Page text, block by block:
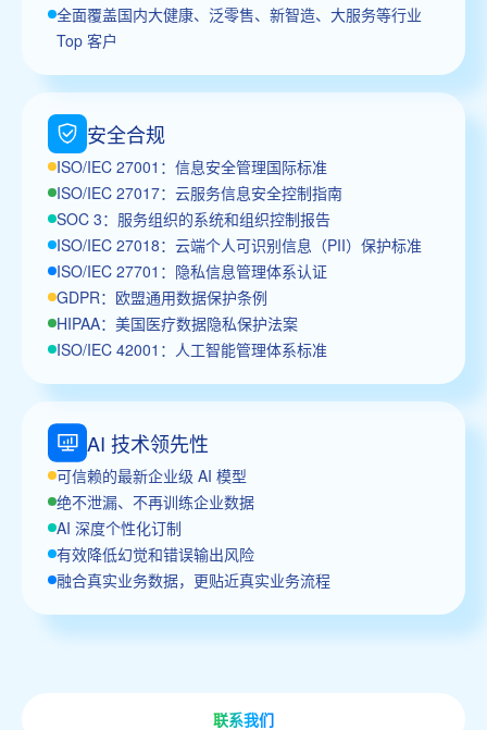
全面覆盖国内大健康、泛零售、新智造、大服务等行业
Top 客户
安全合规
ISO/IEC 27001：信息安全管理国际标准
ISO/IEC 27017：云服务信息安全控制指南
SOC 3：服务组织的系统和组织控制报告
ISO/IEC 27018：云端个人可识别信息（PII）保护标准
ISO/IEC 27701：隐私信息管理体系认证
GDPR：欧盟通用数据保护条例
HIPAA：美国医疗数据隐私保护法案
ISO/IEC 42001：人工智能管理体系标准
AI 技术领先性
可信赖的最新企业级 AI 模型
绝不泄漏、不再训练企业数据
AI 深度个性化订制
有效降低幻觉和错误输出风险
融合真实业务数据，更贴近真实业务流程
联系我们